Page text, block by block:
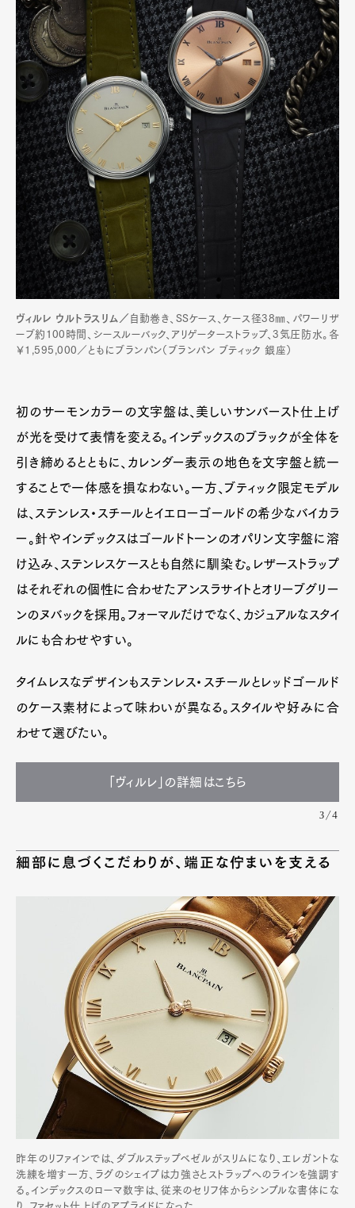
ヴィルレ ウルトラスリム／ 自動巻き、SSケース、ケース径38㎜、パワーリザ
ーブ約100時間、シースルーバック、アリゲーターストラップ、3気圧防水。各
￥1,595,000／ともにブランパン（ブランパン ブティック 銀座）
初のサーモンカラーの文字盤は、美しいサンバースト仕上げ
が光を受けて表情を変える。インデックスのブラックが全体を
引き締めるとともに、カレンダー表示の地色を文字盤と統一
することで一体感を損なわない。一方、ブティック限定モデル
は、ステンレス・スチールとイエローゴールドの希少なバイカラ
ー。針やインデックスはゴールドトーンのオパリン文字盤に溶
け込み、ステンレスケースとも自然に馴染む。レザーストラップ
はそれぞれの個性に合わせたアンスラサイトとオリーブグリー
ンのヌバックを採用。フォーマルだけでなく、カジュアルなスタイ
ルにも合わせやすい。
タイムレスなデザインもステンレス・スチールとレッドゴールド
のケース素材によって味わいが異なる。スタイルや好みに合
わせて選びたい。
「ヴィルレ」の詳細はこちら
3/4
細部に息づくこだわりが、端正な佇まいを支える
昨年のリファインでは、ダブルステップベゼルがスリムになり、エレガントな
洗練を増す一方、ラグのシェイプは力強さとストラップへのラインを強調す
る。インデックスのローマ数字は、従来のセリフ体からシンプルな書体にな
り、ファセット仕上げのアプライドになった。